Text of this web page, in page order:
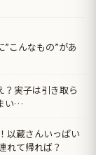
”こんなもの”があ
？実子は引き取ら
い…
以蔵さんいっぱい
れて帰れば？